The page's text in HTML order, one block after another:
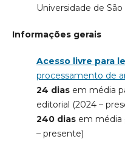
Universidade de
Informações gerais
Acesso livre para
processamento de
24 diasem média
editorial (2024 –
240 diasem média
– presente)